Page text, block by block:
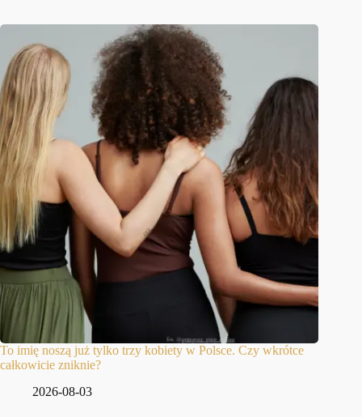
To imię noszą już tylko trzy kobiety w Polsce. Czy wkrótce
całkowicie zniknie?
2026-08-03